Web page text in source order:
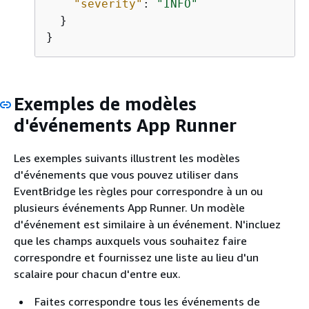
"severity" :
"INFO"
  }
}
Exemples de modèles
d'événements App Runner
Les exemples suivants illustrent les modèles
d'événements que vous pouvez utiliser dans
EventBridge les règles pour correspondre à un ou
plusieurs événements App Runner. Un modèle
d'événement est similaire à un événement. N'incluez
que les champs auxquels vous souhaitez faire
correspondre et fournissez une liste au lieu d'un
scalaire pour chacun d'entre eux.
Faites correspondre tous les événements de